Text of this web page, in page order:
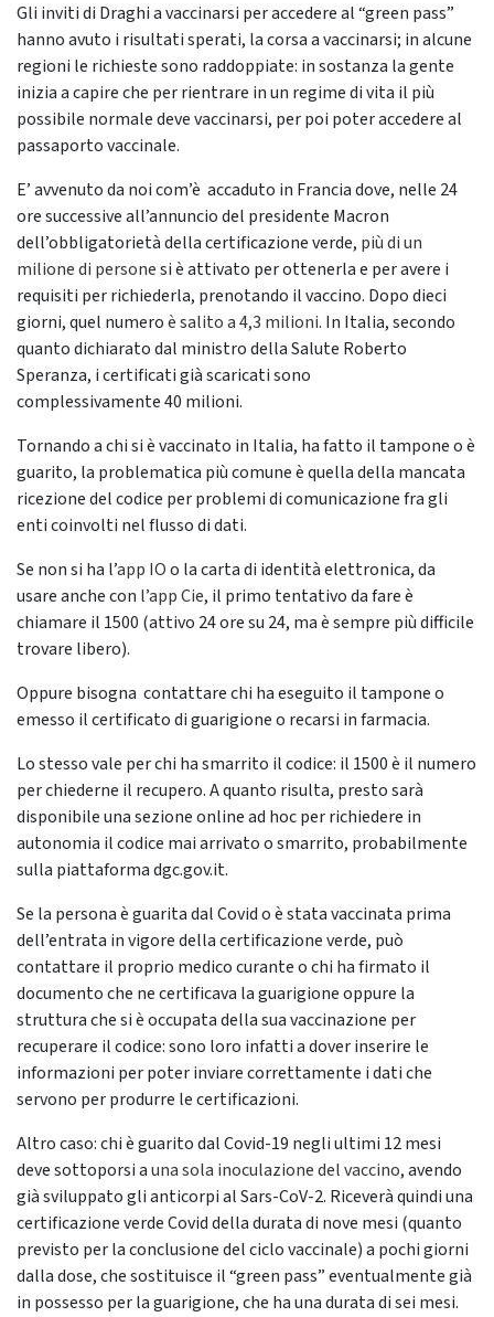
Gli inviti di Draghi a vaccinarsi per accedere al “green pass”
hanno avuto i risultati sperati, la corsa a vaccinarsi; in alcune
regioni le richieste sono raddoppiate: in sostanza la gente
inizia a capire che per rientrare in un regime di vita il più
possibile normale deve vaccinarsi, per poi poter accedere al
passaporto vaccinale.
E’ avvenuto da noi com’è accaduto in Francia dove, nelle 24
ore successive all’annuncio del presidente Macron
dell’obbligatorietà della certificazione verde, più di un
milione di personesi è attivato per ottenerla e per avere i
requisiti per richiederla, prenotando il vaccino. Dopo dieci
giorni, quel numeroè salito a 4,3 milioni. In Italia, secondo
quanto dichiarato dal ministro della Salute Roberto
Speranza, i certificati già scaricati sono
complessivamente 40 milioni.
Tornando a chi si è vaccinato in Italia, ha fatto il tampone o è
guarito, la problematica più comune è quella della mancata
ricezione del codice per problemi di comunicazione fra gli
enti coinvolti nel flusso di dati.
Se non si ha l’app IOo la carta di identità elettronica, da
usare anche con l’app Cie, il primo tentativo da fare è
chiamare il 1500 (attivo 24 ore su 24, ma è sempre più difficile
trovare libero).
Oppure bisogna contattare chi ha eseguito il tampone o
emesso il certificato di guarigione o recarsi in farmacia.
Lo stesso vale per chi ha smarrito il codice: il 1500 è il numero
per chiederne il recupero. A quanto risulta, presto sarà
disponibile una sezione online ad hoc per richiedere in
autonomia il codice mai arrivato o smarrito, probabilmente
sulla piattaforma dgc.gov.it.
Se la persona è guarita dal Covid o è stata vaccinata prima
dell’entrata in vigore della certificazione verde, può
contattare il proprio medico curante o chi ha firmato il
documento che ne certificava la guarigione oppure la
struttura che si è occupata della sua vaccinazione per
recuperare il codice: sono loro infatti a dover inserire le
informazioni per poter inviare correttamente i dati che
servono per produrre le certificazioni.
Altro caso: chi è guarito dal Covid-19 negli ultimi 12 mesi
deve sottoporsi auna sola inoculazione del vaccino, avendo
già sviluppato gli anticorpi al Sars-CoV-2. Riceverà quindi una
certificazione verde Covid della durata di nove mesi (quanto
previsto per la conclusione del ciclo vaccinale) a pochi giorni
dalla dose, che sostituisce il “green pass” eventualmente già
in possesso per la guarigione, che ha una durata di sei mesi.